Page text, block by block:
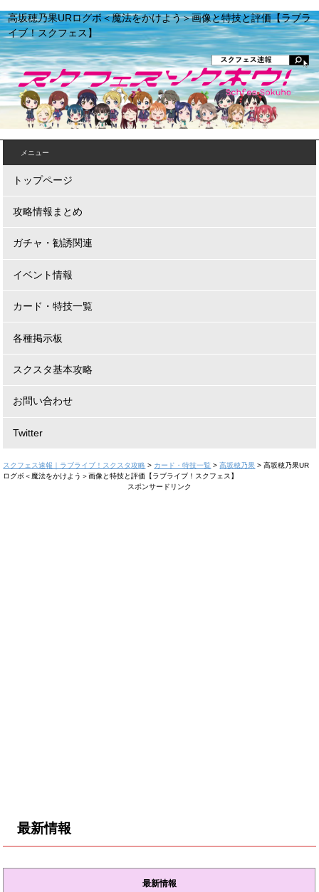
高坂穂乃果URログボ＜魔法をかけよう＞画像と特技と評価【ラブラ
イブ！スクフェス】
メニュー
トップページ
攻略情報まとめ
ガチャ・勧誘関連
イベント情報
カード・特技一覧
各種掲示板
スクスタ基本攻略
お問い合わせ
Twitter
スクフェス速報｜ラブライブ！スクスタ攻略 > カード・特技一覧 >高坂穂乃果 >高坂穂乃果UR
ログボ＜魔法をかけよう＞画像と特技と評価【ラブライブ！スクフェス】
スポンサードリンク
最新情報
最新情報